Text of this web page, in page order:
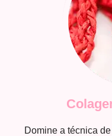
Domine a técnica